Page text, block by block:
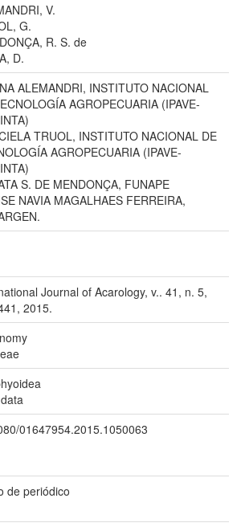
V.
G.
R. S. de
D.
ALEMANDRI, INSTITUTO NACIONAL
AGROPECUARIA (IPAVE-
TRUOL, INSTITUTO NACIONAL DE
AGROPECUARIA (IPAVE-
S. DE MENDONÇA, FUNAPE
NAVIA MAGALHAES FERREIRA,
Journal of Acarology, v.. 41, n. 5,
2015.
01647954.2015.1050063
de periódico